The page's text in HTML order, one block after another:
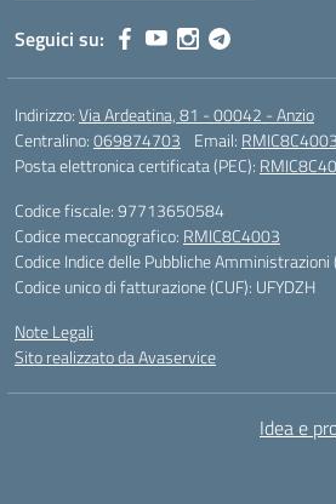
Seguici su:
Indirizzo:Via Ardeatina, 81 - 00042 - Anzio
Centralino:069874703 Email:
Posta elettronica certificata (PEC):
Codice fiscale: 97713650584
Codice meccanografico: RMIC8C4003
Codice Indice delle Pubbliche
Codice unico di fatturazione (CUF): UFYDZH
Note Legali
Sito realizzato da Avaservice
Idea e